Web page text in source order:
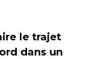
le trajet
dans un